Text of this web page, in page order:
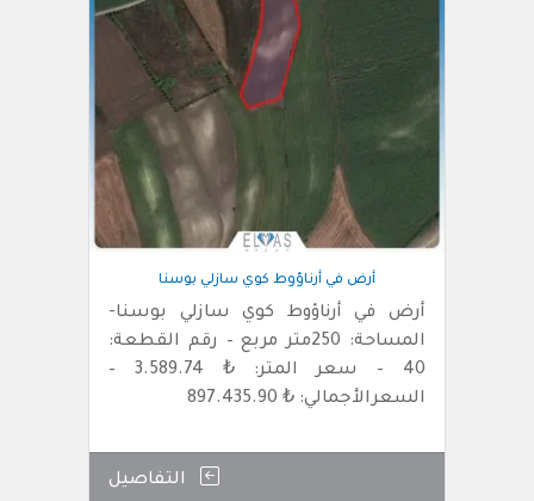
أرض في أرناؤوط كوي سازلي بوسنا
أرض في أرناؤوط كوي سازلي بوسنا-
المساحة: 250متر مربع – رقم القطعة:
40 – سعر المتر: ₺ 3.589.74 –
السعرالأجمالي: ₺ 897.435.90
التفاصيل